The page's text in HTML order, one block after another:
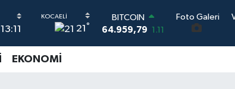
13:11 21 °
BITCOIN
64.959,79 1.11
Foto Galeri
EKONOMİ